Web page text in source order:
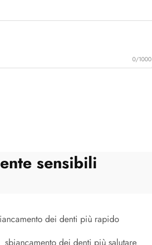
0/1000
sensibili
dei denti più rapido